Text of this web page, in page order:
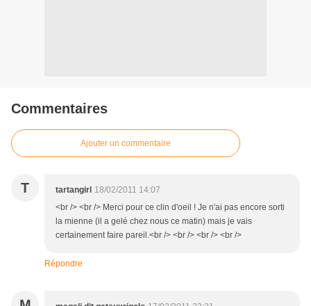
Commentaires
Ajouter un commentaire
T tartangirl 18/02/2011 14:07
<br /> <br /> Merci pour ce clin d'oeil ! Je n'ai pas encore sorti
la mienne (il a gelé chez nous ce matin) mais je vais
certainement faire pareil.<br /> <br /> <br /> <br />
Répondre